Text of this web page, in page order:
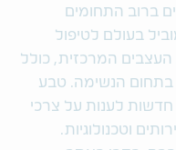
גנריים ברוב התחומים
בעולם לטיפול
המרכזית, כולל
בתחום הנשימה. טבע
חדשות לענות על צרכי
וטכנולוגיות.